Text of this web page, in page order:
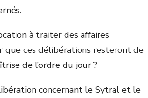
à traiter des affaires
que ces délibérations resteront de
de l’ordre du jour ?
concernant le Sytral et le